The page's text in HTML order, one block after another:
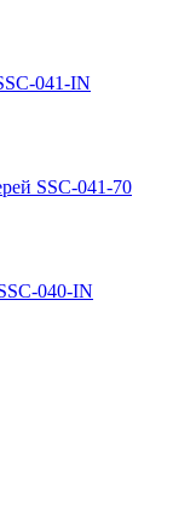
041-IN
SSC-041-70
040-IN